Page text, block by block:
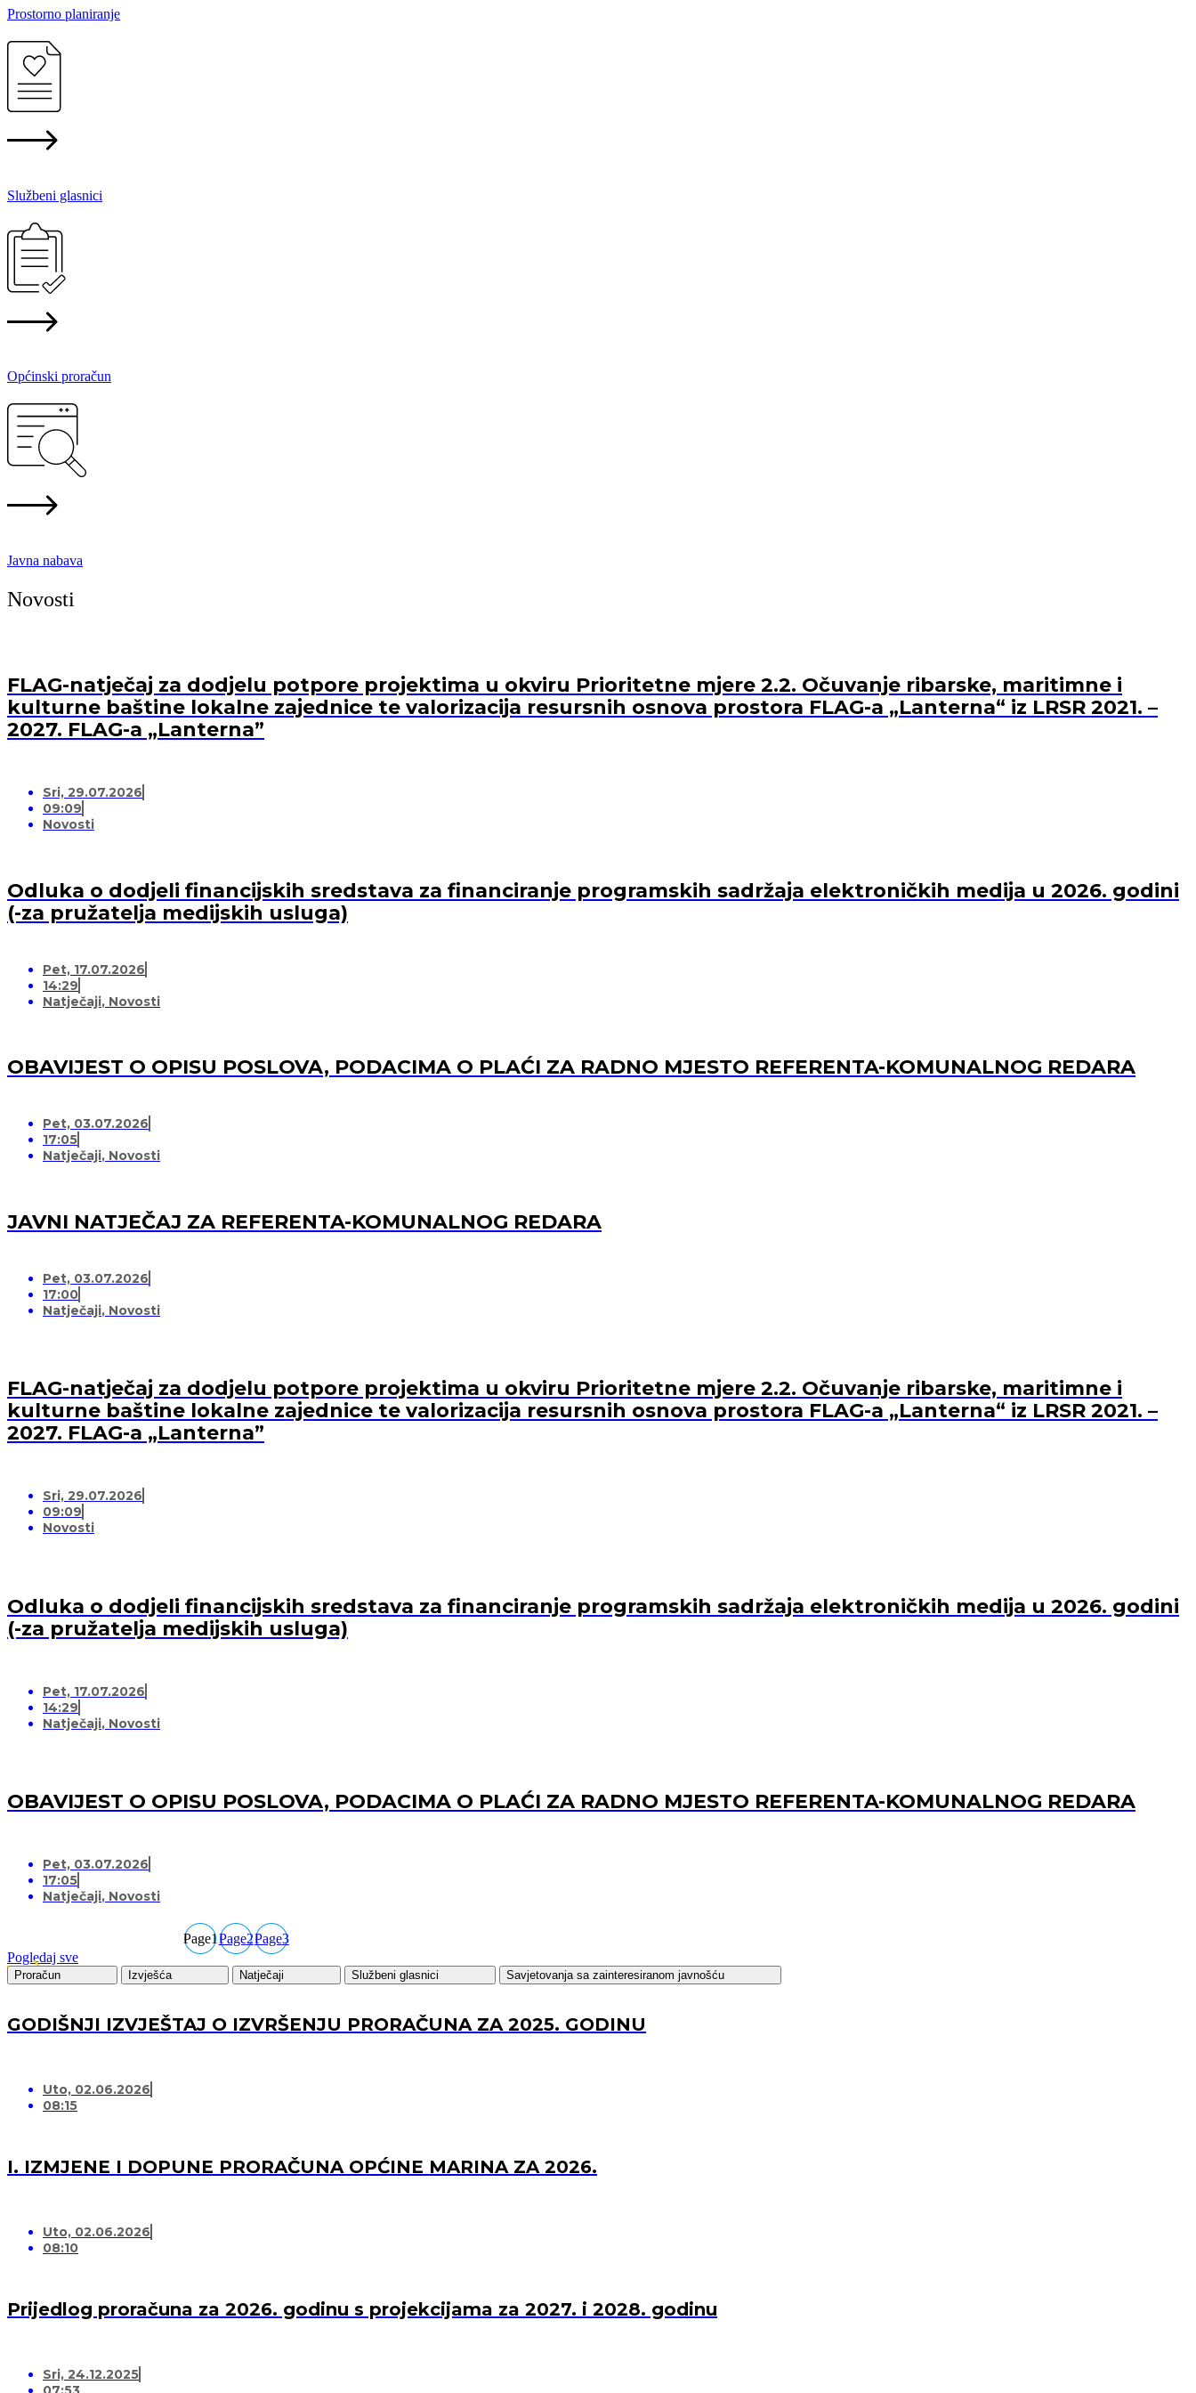
Prostorno planiranje
Službeni glasnici
Općinski proračun
Javna nabava
Novosti
FLAG-natječaj za dodjelu potpore projektima u okviru Prioritetne mjere 2.2. Očuvanje ribarske, maritimne i
kulturne baštine lokalne zajednice te valorizacija resursnih osnova prostora FLAG-a „Lanterna“ iz LRSR 2021. –
2027. FLAG-a „Lanterna”
Sri, 29.07.2026
09:09
Novosti
Odluka o dodjeli financijskih sredstava za financiranje programskih sadržaja elektroničkih medija u 2026. godini
(-za pružatelja medijskih usluga)
Pet, 17.07.2026
14:29
Natječaji, Novosti
OBAVIJEST O OPISU POSLOVA, PODACIMA O PLAĆI ZA RADNO MJESTO REFERENTA-KOMUNALNOG REDARA
Pet, 03.07.2026
17:05
Natječaji, Novosti
JAVNI NATJEČAJ ZA REFERENTA-KOMUNALNOG REDARA
Pet, 03.07.2026
17:00
Natječaji, Novosti
FLAG-natječaj za dodjelu potpore projektima u okviru Prioritetne mjere 2.2. Očuvanje ribarske, maritimne i
kulturne baštine lokalne zajednice te valorizacija resursnih osnova prostora FLAG-a „Lanterna“ iz LRSR 2021. –
2027. FLAG-a „Lanterna”
Sri, 29.07.2026
09:09
Novosti
Odluka o dodjeli financijskih sredstava za financiranje programskih sadržaja elektroničkih medija u 2026. godini
(-za pružatelja medijskih usluga)
Pet, 17.07.2026
14:29
Natječaji, Novosti
OBAVIJEST O OPISU POSLOVA, PODACIMA O PLAĆI ZA RADNO MJESTO REFERENTA-KOMUNALNOG REDARA
Pet, 03.07.2026
17:05
Natječaji, Novosti
Page1Page2Page3
Pogledaj sve
Proračun Izvješća Natječaji Službeni glasnici Savjetovanja sa zainteresiranom javnošću
GODIŠNJI IZVJEŠTAJ O IZVRŠENJU PRORAČUNA ZA 2025. GODINU
Uto, 02.06.2026
08:15
I. IZMJENE I DOPUNE PRORAČUNA OPĆINE MARINA ZA 2026.
Uto, 02.06.2026
08:10
Prijedlog proračuna za 2026. godinu s projekcijama za 2027. i 2028. godinu
Sri, 24.12.2025